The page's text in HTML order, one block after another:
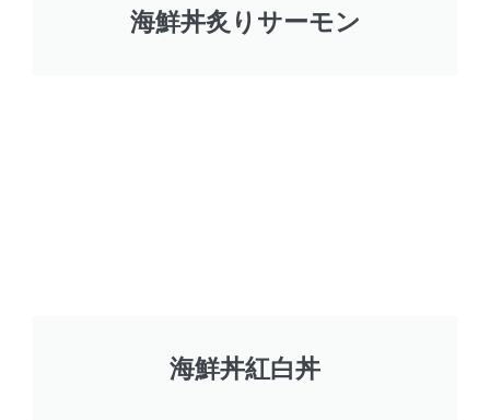
海鮮丼炙りサーモン
海鮮丼紅白丼